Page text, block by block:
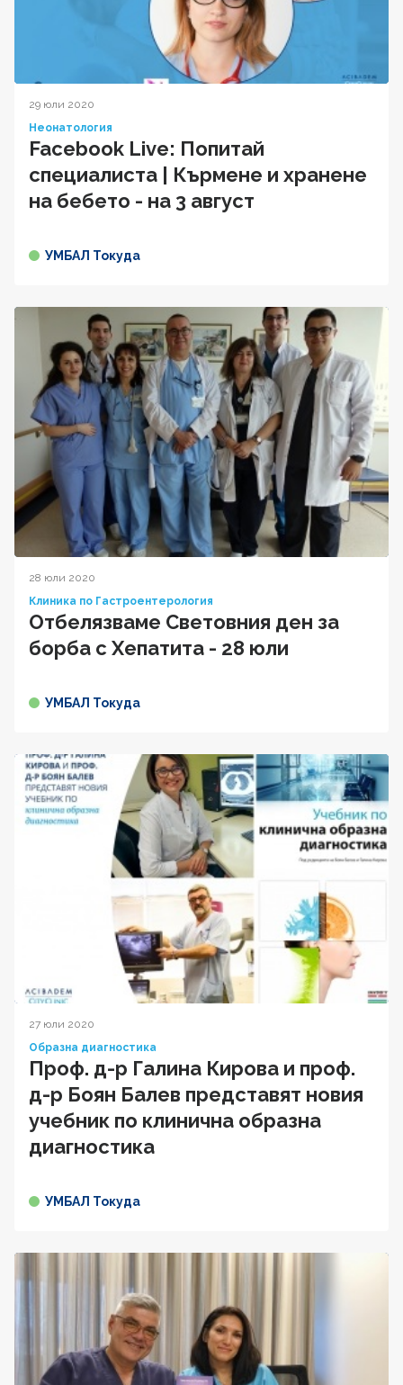
29 юли 2020
Неонатология
Facebook Live: Попитай
специалиста | Кърмене и хранене
на бебето - на 3 август
УМБАЛ Токуда
28 юли 2020
Клиника по Гастроентерология
Отбелязваме Световния ден за
борба с Хепатита - 28 юли
УМБАЛ Токуда
27 юли 2020
Образна диагностика
Проф. д-р Галина Кирова и проф.
д-р Боян Балев представят новия
учебник по клинична образна
диагностика
УМБАЛ Токуда